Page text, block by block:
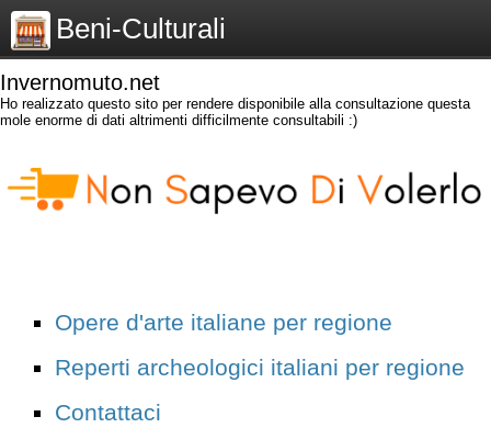
Beni-Culturali
Invernomuto.net
Ho realizzato questo sito per rendere disponibile alla consultazione questa
mole enorme di dati altrimenti difficilmente consultabili :)
Opere d'arte italiane per regione
Reperti archeologici italiani per regione
Contattaci